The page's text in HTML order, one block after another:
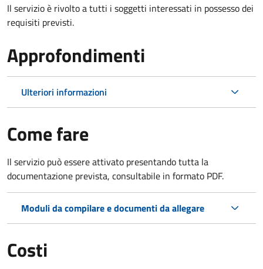
Il servizio è rivolto a tutti i soggetti interessati in possesso dei
requisiti previsti.
Approfondimenti
Ulteriori informazioni
Come fare
Il servizio può essere attivato presentando tutta la
documentazione prevista, consultabile in formato PDF.
Moduli da compilare e documenti da allegare
Costi